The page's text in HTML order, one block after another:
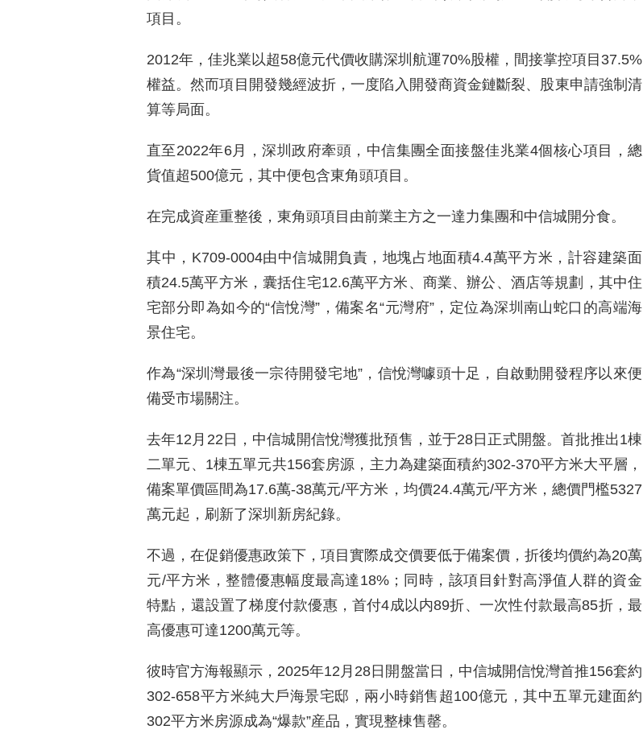
項目。
2012年，佳兆業以超58億元代價收購深圳航運70%股權，間接掌控項目37.5%
權益。然而項目開發幾經波折，一度陷入開發商資金鏈斷裂、股東申請強制清
算等局面。
直至2022年6月，深圳政府牽頭，中信集團全面接盤佳兆業4個核心項目，總
貨值超500億元，其中便包含東角頭項目。
在完成資産重整後，東角頭項目由前業主方之一達力集團和中信城開分食。
其中，K709-0004由中信城開負責，地塊占地面積4.4萬平方米，計容建築面
積24.5萬平方米，囊括住宅12.6萬平方米、商業、辦公、酒店等規劃，其中住
宅部分即為如今的“信悅灣”，備案名“元灣府”，定位為深圳南山蛇口的高端海
景住宅。
作為“深圳灣最後一宗待開發宅地”，信悅灣噱頭十足，自啟動開發程序以來便
備受市場關注。
去年12月22日，中信城開信悅灣獲批預售，並于28日正式開盤。首批推出1棟
二單元、1棟五單元共156套房源，主力為建築面積約302-370平方米大平層，
備案單價區間為17.6萬-38萬元/平方米，均價24.4萬元/平方米，總價門檻5327
萬元起，刷新了深圳新房紀錄。
不過，在促銷優惠政策下，項目實際成交價要低于備案價，折後均價約為20萬
元/平方米，整體優惠幅度最高達18%；同時，該項目針對高淨值人群的資金
特點，還設置了梯度付款優惠，首付4成以内89折、一次性付款最高85折，最
高優惠可達1200萬元等。
彼時官方海報顯示，2025年12月28日開盤當日，中信城開信悅灣首推156套約
302-658平方米純大戶海景宅邸，兩小時銷售超100億元，其中五單元建面約
302平方米房源成為“爆款”産品，實現整棟售罄。